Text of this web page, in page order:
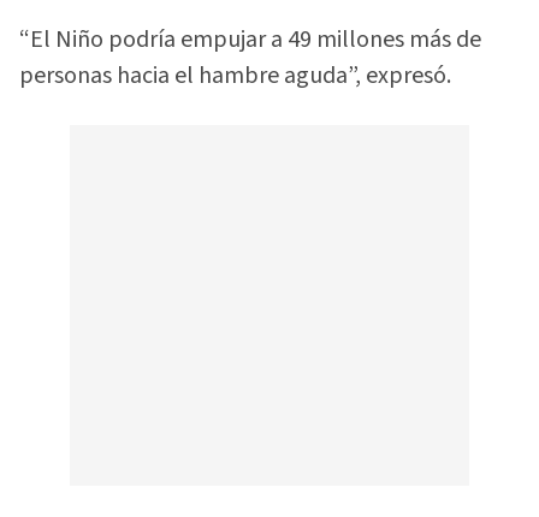
“El Niño podría empujar a 49 millones más de
personas hacia el hambre aguda”, expresó.